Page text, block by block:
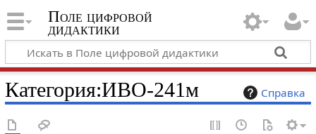
Поле цифровой
дидактики
Справка
Категория:ИВО-241м